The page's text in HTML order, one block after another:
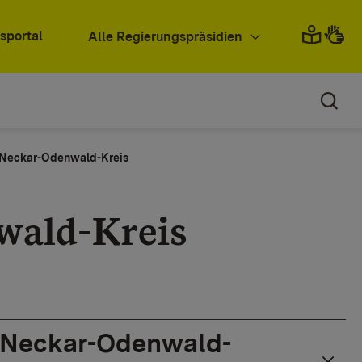
Alle Regierungspräsidien
Odenwald-Kreis
Kreis
Odenwald-